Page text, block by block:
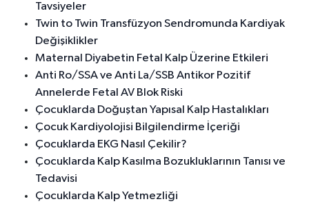
Tavsiyeler
Twin to Twin Transfüzyon Sendromunda Kardiyak
Değişiklikler
Maternal Diyabetin Fetal Kalp Üzerine Etkileri
Anti Ro/SSA ve Anti La/SSB Antikor Pozitif
Annelerde Fetal AV Blok Riski
Çocuklarda Doğuştan Yapısal Kalp Hastalıkları
Çocuk Kardiyolojisi Bilgilendirme İçeriği
Çocuklarda EKG Nasıl Çekilir?
Çocuklarda Kalp Kasılma Bozukluklarının Tanısı ve
Tedavisi
Çocuklarda Kalp Yetmezliği